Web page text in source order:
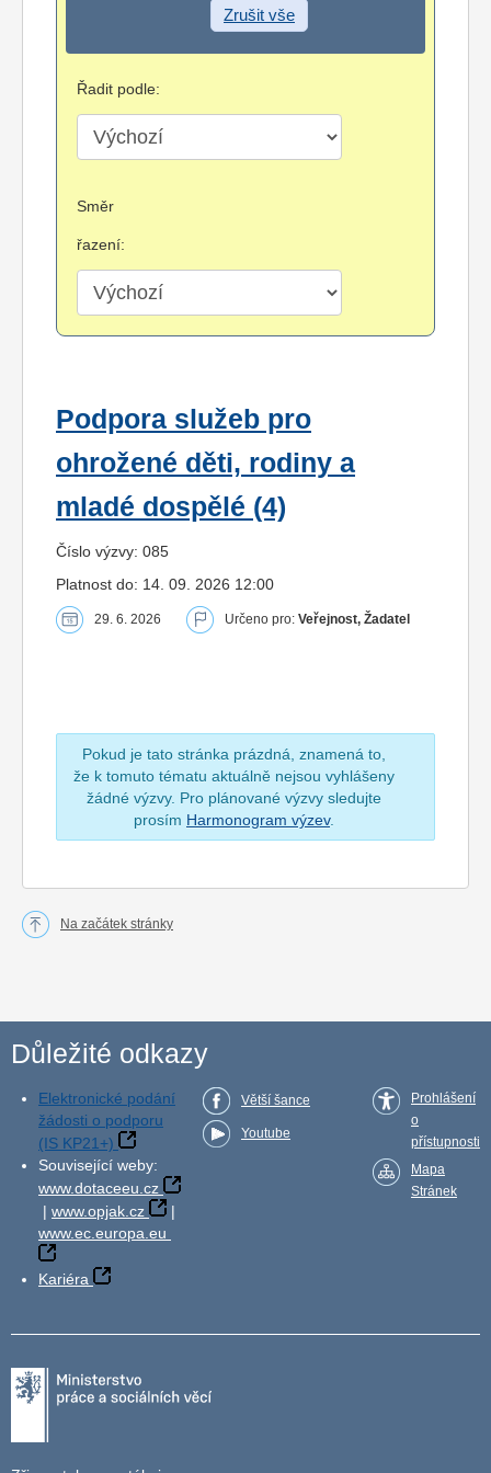
Zrušit vše
Řadit podle:
Směr
řazení:
Podpora služeb pro
ohrožené děti, rodiny a
mladé dospělé (4)
Číslo výzvy: 085
Platnost do: 14. 09. 2026 12:00
29. 6. 2026 Určeno pro: Veřejnost, Žadatel
Pokud je tato stránka prázdná, znamená to,
že k tomuto tématu aktuálně nejsou vyhlášeny
žádné výzvy. Pro plánované výzvy sledujte
prosím Harmonogram výzev.
Na začátek stránky
Důležité odkazy
Elektronické podání
žádosti o podporu
(IS KP21+)
Související weby:
www.dotaceeu.cz
| www.opjak.cz
|
www.ec.europa.eu
Kariéra
Větší šance
Youtube
Prohlášení
o
přístupnosti
Mapa
Stránek